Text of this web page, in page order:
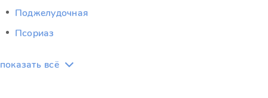
Поджелудочная
Псориаз
показать всё